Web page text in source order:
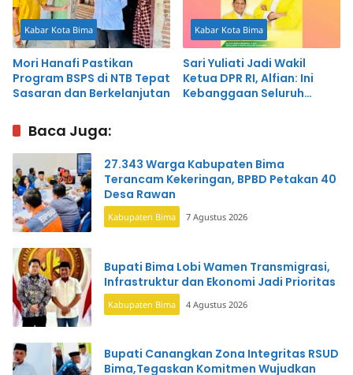
Kabar Kota Bima
Mori Hanafi Pastikan
Program BSPS di NTB Tepat
Sasaran dan Berkelanjutan
Kabar Kota Bima
Sari Yuliati Jadi Wakil
Ketua DPR RI, Alfian: Ini
Kebanggaan Seluruh
Baca Juga:
27.343 Warga Kabupaten Bima
Terancam Kekeringan, BPBD Petakan 40
Desa Rawan
Kabupaten Bima 7 Agustus 2026
Bupati Bima Lobi Wamen Transmigrasi,
Infrastruktur dan Ekonomi Jadi Prioritas
Kabupaten Bima 4 Agustus 2026
Bupati Canangkan Zona Integritas RSUD
Bima,Tegaskan Komitmen Wujudkan